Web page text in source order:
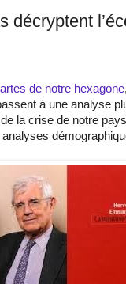
décryptent
de notre hexagone
à une analyse
la crise de notre